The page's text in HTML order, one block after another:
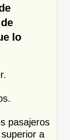
lo
pasajeros
a